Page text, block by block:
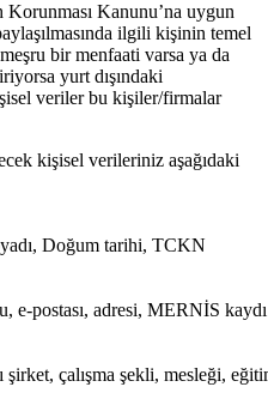
Kanunu’na uygun
ilgili kişinin temel
bir menfaati varsa ya da
yurt dışındaki
veriler bu kişiler/firmalar
kişisel verileriniz aşağıdaki
Doğum tarihi, TCKN
e-postası, adresi, MERNİS kaydı
şirket, çalışma şekli, mesleği,